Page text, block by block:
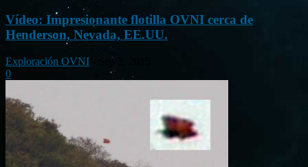
Vídeo: Impresionante flotilla OVNI cerca de
Henderson, Nevada, EE.UU.
Exploración OVNI
Sep 2, 2015
0